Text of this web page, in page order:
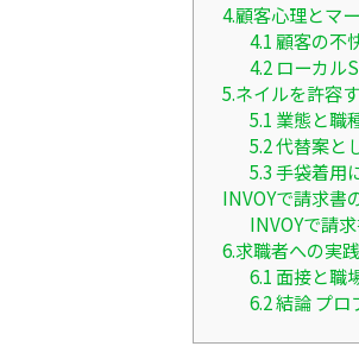
4.顧客心理とマ
4.1 顧客の不
4.2 ローカル
5.ネイルを許容
5.1 業態と職
5.2 代替案と
5.3 手袋着用
INVOYで請求書
INVOYで請
6.求職者への実
6.1 面接と職
6.2 結論 プ